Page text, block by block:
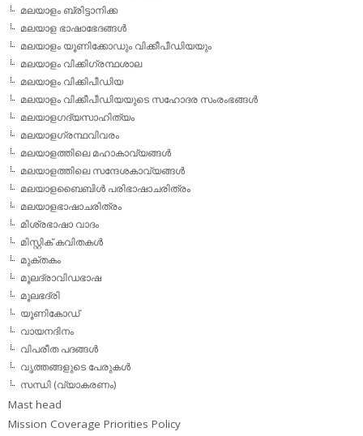
മലയാളം ബ്രിട്ടാനിക്ക
മലയാള ഭാഷാഭേദങ്ങള്‍
മലയാളം യൂണിക്കോഡും വിക്കീപീഡിയയും
മലയാളം വിക്കിഗ്രന്ഥശാല
മലയാളം വിക്കിപീഡിയ
മലയാളം വിക്കീപീഡിയയുടെ സഹോദര സംരംഭങ്ങള്‍
മലയാളഗദ്യസാഹിത്യം
മലയാളഗ്രന്ഥവിവരം
മലയാളത്തിലെ മഹാകാവ്യങ്ങള്‍
മലയാളത്തിലെ സന്ദേശകാവ്യങ്ങള്‍
മലയാളബൈബിള്‍ പരിഭാഷാചരിത്രം
മലയാളഭാഷാചരിത്രം
മിശ്രഭാഷാ വാദം
മിസ്റ്റിക് കവിതകള്‍
മുക്തകം
മൂലദ്രാവിഡഭാഷ
മൂലഭദ്രി
യൂണികോഡ്
വായനദിനം
വിപരീത പദങ്ങള്‍
വൃത്തങ്ങളുടെ പേരുകള്‍
സന്ധി (വ്യാകരണം)
Mast head
Mission Coverage Priorities Policy